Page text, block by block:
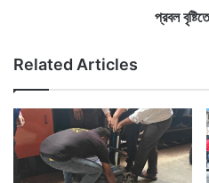
প্রবল
Related Articles